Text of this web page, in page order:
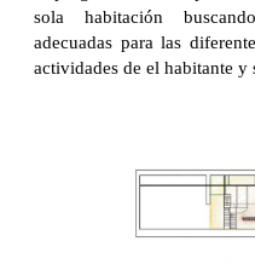
sola habitación
adecuadas para las
actividades de el habitante y